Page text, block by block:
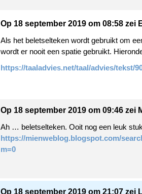
Op 18 september 2019 om 08:58 zei
Als het beletselteken wordt gebruikt om
wordt er nooit een spatie gebruikt.
https://taaladvies.net/taal/advies/tekst/
Op 18 september 2019 om 09:46 zei
Ah … beletselteken. Ooit nog een leuk
https://mienweblog.blogspot.com/
m=0
Op 18 september 2019 om 21:07 zei